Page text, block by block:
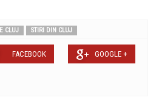
CLUJ STIRI DIN CLUJ
FACEBOOK GOOGLE +